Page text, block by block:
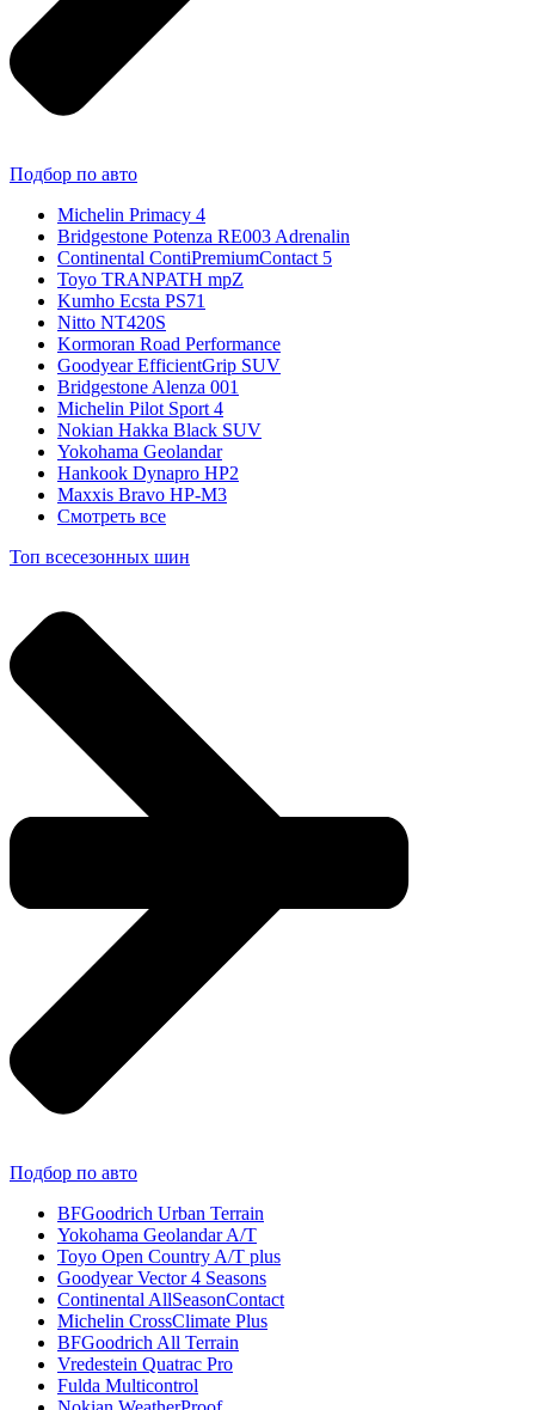
Подбор по авто
Michelin Primacy 4
Bridgestone Potenza RE003 Adrenalin
Continental ContiPremiumContact 5
Toyo TRANPATH mpZ
Kumho Ecsta PS71
Nitto NT420S
Kormoran Road Performance
Goodyear EfficientGrip SUV
Bridgestone Alenza 001
Michelin Pilot Sport 4
Nokian Hakka Black SUV
Yokohama Geolandar
Hankook Dynapro HP2
Maxxis Bravo HP-M3
Смотреть все
Топ всесезонных шин
Подбор по авто
BFGoodrich Urban Terrain
Yokohama Geolandar A/T
Toyo Open Country A/T plus
Goodyear Vector 4 Seasons
Continental AllSeasonContact
Michelin CrossClimate Plus
BFGoodrich All Terrain
Vredestein Quatrac Pro
Fulda Multicontrol